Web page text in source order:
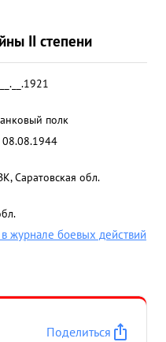
II степени
__.__.1921
полк
08.08.1944
Саратовская обл.
журнале боевых действий
Поделиться